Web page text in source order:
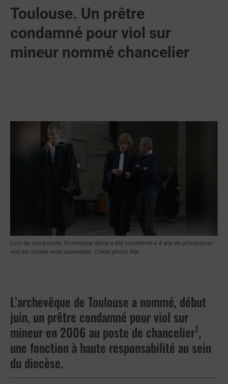
Toulouse. Un prêtre
condamné pour viol sur
mineur nommé chancelier
Lors de son procès, Dominique Spina a été condamné à 4 ans de prison pour
viol sur mineur avec ascendant. Crédit photo INA
L’archevêque de Toulouse a nommé, début
juin, un prêtre condamné pour viol sur
mineur en 2006 au poste de chancelier1,
une fonction à haute responsabilité au sein
du diocèse.